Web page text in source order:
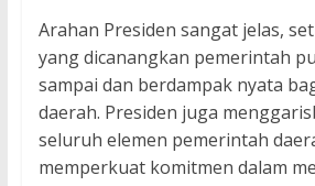
Arahan Presiden sangat jelas,
yang dicanangkan pemerintah
sampai dan berdampak nyata
daerah. Presiden juga
seluruh elemen pemerintah
memperkuat komitmen dalam